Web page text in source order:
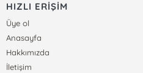
HIZLI ERİŞİM
Üye ol
Anasayfa
Hakkımızda
İletişim